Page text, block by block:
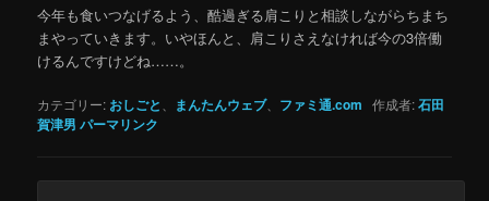
今年も食いつなげるよう、酷過ぎる肩こりと相談しながらちまち
まやっていきます。いやほんと、肩こりさえなければ今の3倍働
けるんですけどね……。
カテゴリー: おしごと まんたんウェブ、 ファミ通.com 作成者:石田
賀津男 パーマリンク